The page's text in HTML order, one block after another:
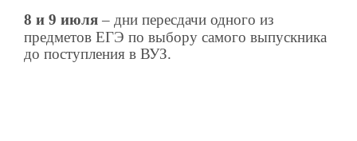
8 и 9 июля – дни пересдачи одного из
предметов ЕГЭ по выбору самого выпускника
до поступления в ВУЗ.